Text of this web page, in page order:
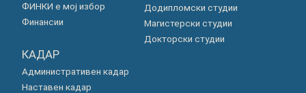
ФИНКИ е мој избор
Финансии
Додипломски студии
Магистерски студии
Докторски студии
КАДАР
Административен кадар
Наставен кадар